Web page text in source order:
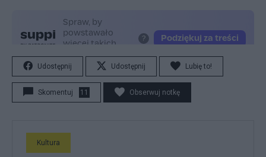
Udostępnij Udostępnij Lubię to!
Skomentuj 11 Obserwuj notkę
Kultura